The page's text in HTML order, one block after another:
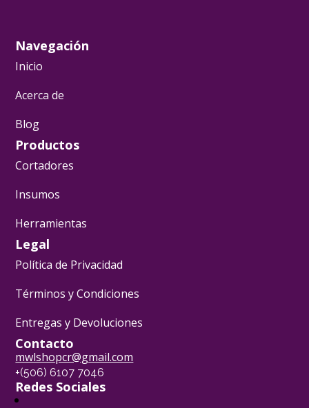
Navegación
Inicio
Acerca de
Blog
Productos
Cortadores
Insumos
Herramientas
Legal
Política de Privacidad
Términos y Condiciones
Entregas y Devoluciones
Contacto
mwlshopcr@gmail.com
+(506) 6107 7046
Redes Sociales